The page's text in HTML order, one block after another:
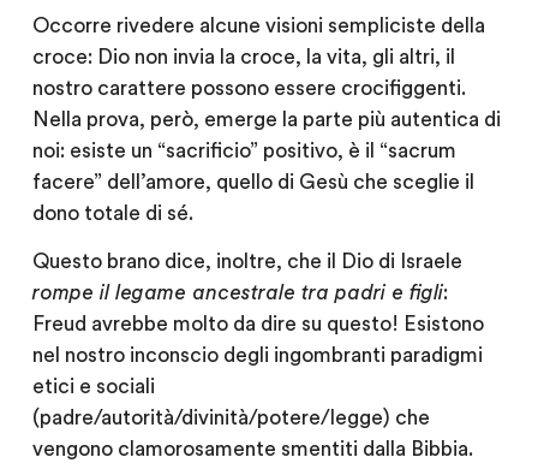
Occorre rivedere alcune visioni sempliciste della
croce: Dio non invia la croce, la vita, gli altri, il
nostro carattere possono essere crocifiggenti.
Nella prova, però, emerge la parte più autentica di
noi: esiste un “sacrificio” positivo, è il “sacrum
facere” dell’amore, quello di Gesù che sceglie il
dono totale di sé.
Questo brano dice, inoltre, che il Dio di Israele
rompe il legame ancestrale tra padri e figli:
Freud avrebbe molto da dire su questo! Esistono
nel nostro inconscio degli ingombranti paradigmi
etici e sociali
(padre/autorità/divinità/potere/legge) che
vengono clamorosamente smentiti dalla Bibbia.